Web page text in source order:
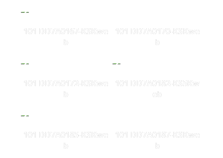
101 DD7A0167-KSKwe
b
101 DD7A0170-KSKwe
b
101 DD7A0172-KSKwe
b
101 DD7A0182-KS5Kw
eb
101 DD7A0185-KSKwe
b
101 DD7A0187-KSKwe
b